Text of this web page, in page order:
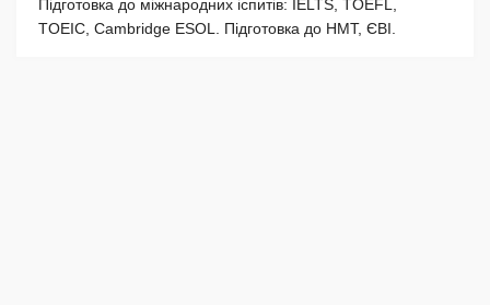
Підготовка до міжнародних іспитів: IELTS, TOEFL,
TOEIC, Cambridge ESOL. Підготовка до НМТ, ЄВІ.